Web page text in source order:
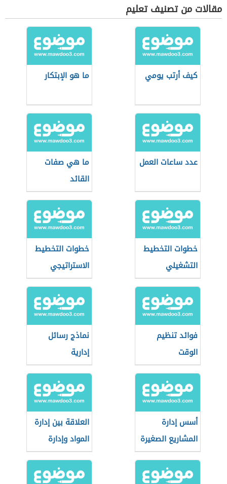
مقالات من تصنيف تعليم
كيف أرتب يومي ما هو الإبتكار
عدد ساعات العمل
ما هي صفات
القائد
خطوات التخطيط
التشغيلي
خطوات التخطيط
الاستراتيجي
فوائد تنظيم
الوقت
نماذج رسائل
إدارية
أسس إدارة
المشاريع الصغيرة
العلاقة بين إدارة
المواد وإدارة
الإنتاج